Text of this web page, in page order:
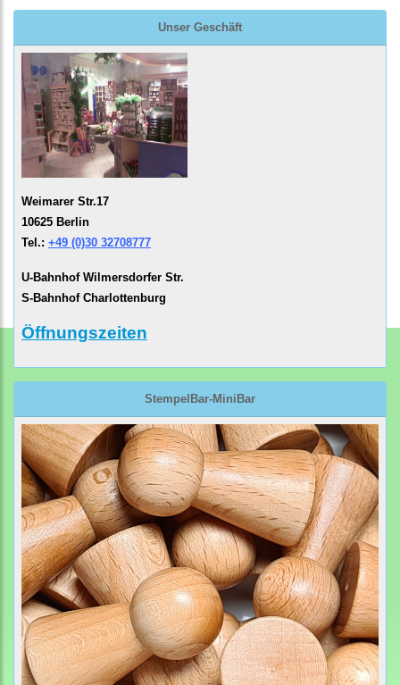
Unser Geschäft
Weimarer Str.17
10625 Berlin
Tel.: +49 (0)30 32708777
U-Bahnhof Wilmersdorfer Str.
S-Bahnhof Charlottenburg
Öffnungszeiten
StempelBar-MiniBar